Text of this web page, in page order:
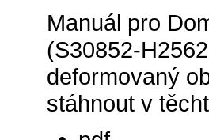
Manuál pro
(S30852-
deformovaný
stáhnout v